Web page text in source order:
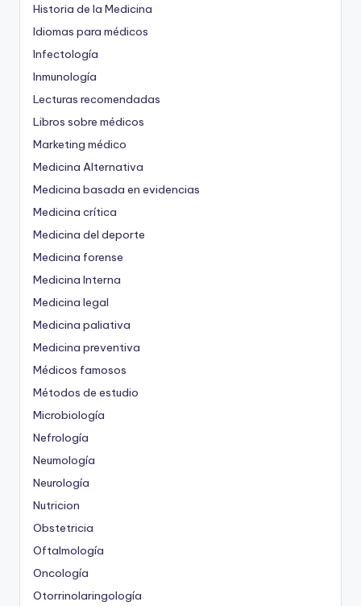
Historia de la Medicina
Idiomas para médicos
Infectología
Inmunología
Lecturas recomendadas
Libros sobre médicos
Marketing médico
Medicina Alternativa
Medicina basada en evidencias
Medicina crítica
Medicina del deporte
Medicina forense
Medicina Interna
Medicina legal
Medicina paliativa
Medicina preventiva
Médicos famosos
Métodos de estudio
Microbiología
Nefrología
Neumología
Neurología
Nutricion
Obstetricia
Oftalmología
Oncología
Otorrinolaringología